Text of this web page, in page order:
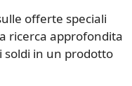
offerte speciali
ricerca approfondita
soldi in un prodotto